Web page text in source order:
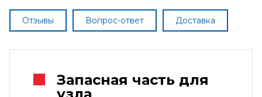
Отзывы Вопрос-ответ Доставка
Запасная часть для